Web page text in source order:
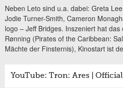
Neben Leto sind u.a. dabei: Greta
Jodie Turner-Smith, Cameron
logo – Jeff Bridges. Inszeniert hat
Rønning (Pirates of the Caribbean:
Mächte der Finsternis), Kinostart ist
YouTube: Tron: Ares |